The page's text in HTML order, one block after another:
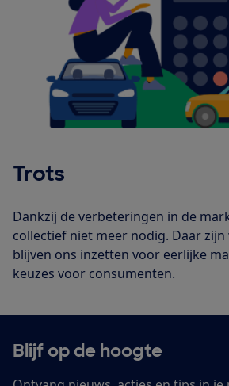
Trots
Dankzij de verbeteringen in de
collectief niet meer nodig. Daar
blijven ons inzetten voor eerlijke
keuzes voor consumenten.
Blijf op de hoogte